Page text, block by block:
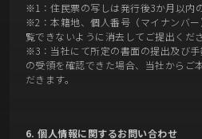
※1：住民票の写しは発行後3か月以内
※2：本籍地、個人番号（マイナンバ
覧できないように消去してご提出くださ
※3：当社にて所定の書面の提出及び手
の受領を確認できた場合、当社からご
だきます。
6. 個人情報に関するお問い合わせ